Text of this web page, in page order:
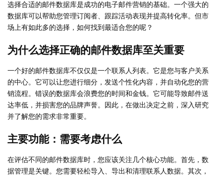
选择合适的邮件数据库是成功的电子邮件营销的基础。一个强大的
数据库可以帮助您管理订阅者、跟踪活动表现并提高转化率。但市
场上有如此多的选择，如何找到最适合您的呢？
为什么选择正确的邮件数据库至关重要
一个好的邮件数据库不仅仅是一个联系人列表。它是您与客户关系
的中心。它可以让您进行细分，发送个性化内容，并自动化您的营
销流程。错误的数据库会浪费您的时间和金钱。它可能导致邮件送
达率低，并损害您的品牌声誉。因此，在做出决定之前，深入研究
并了解您的需求非常重要。
主要功能：需要考虑什么
在评估不同的邮件数据库时，您应该关注几个核心功能。首先，数
据管理是关键。您需要轻松导入、导出和清理联系人数据。其次，